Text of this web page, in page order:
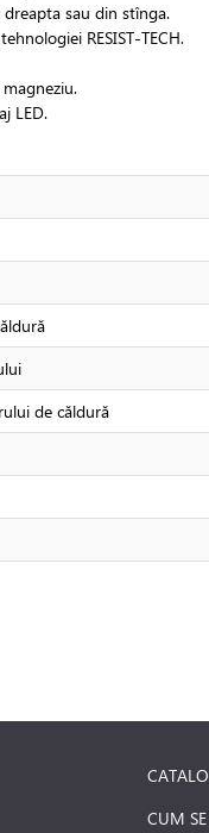
sau din stînga.
RESIST-TECH.
LED.
de căldură
CUM